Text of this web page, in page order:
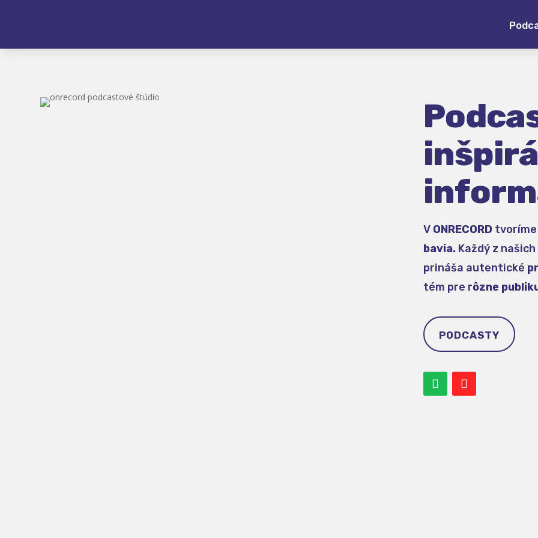
V ONRECORD
bavia. Každý z
prináša autentické
tém pre rôzne
PODCASTY